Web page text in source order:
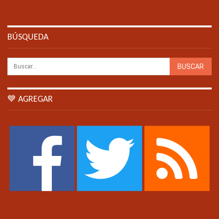
BÚSQUEDA
💙 AGREGAR